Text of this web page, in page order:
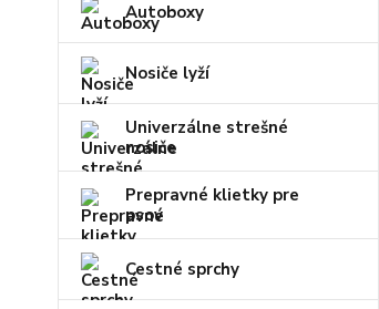
Autoboxy
Nosiče lyží
Univerzálne strešné
nosiče
Prepravné klietky pre
psov
Cestné sprchy